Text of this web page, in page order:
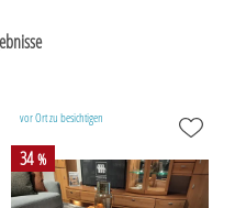
vor Ort zu besichtigen
34%